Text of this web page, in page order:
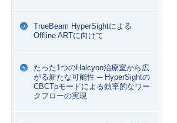
TrueBeam HyperSightによる
Offline ARTに向けて
たった1つのHalcyon治療室から広
がる新たな可能性 ─ HyperSightの
CBCTpモードによる効率的なワー
クフローの実現